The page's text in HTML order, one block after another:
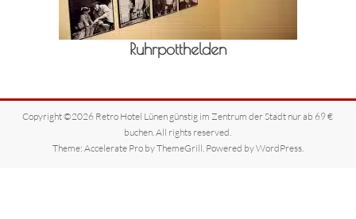
Ruhrpotthelden
Copyright ©2026 Retro Hotel Lünen günstig im Zentrum der Stadt nur ab 69 €
buchen. All rights reserved.
Theme: Accelerate Proby ThemeGrill. Powered byWordPress.